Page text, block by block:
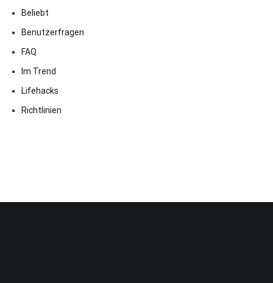
Beliebt
Benutzerfragen
FAQ
Im Trend
Lifehacks
Richtlinien